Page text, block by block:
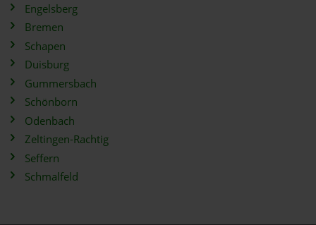
Engelsberg
Bremen
Schapen
Duisburg
Gummersbach
Schönborn
Odenbach
Zeltingen-Rachtig
Seffern
Schmalfeld